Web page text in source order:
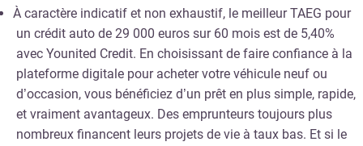
À caractère indicatif et non exhaustif, le meilleur TAEG pour
un crédit auto de 29 000 euros sur 60 mois est de 5,40%
avec Younited Credit. En choisissant de faire confiance à la
plateforme digitale pour acheter votre véhicule neuf ou
d’occasion, vous bénéficiez d’un prêt en plus simple, rapide,
et vraiment avantageux. Des emprunteurs toujours plus
nombreux financent leurs projets de vie à taux bas. Et si le